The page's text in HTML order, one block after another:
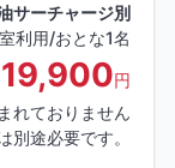
サーチャージ別
利用/おとな1名
円
れておりません
別途必要です。